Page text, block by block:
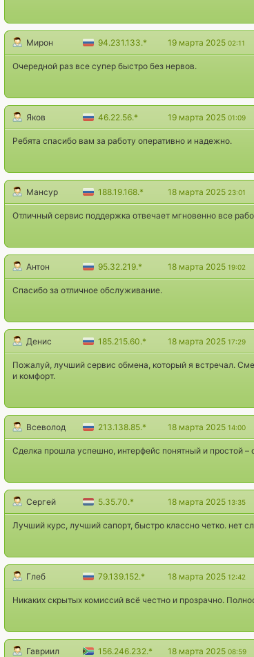
Мирон 94.231.133.* 19 марта 2025 02:11
Очередной раз все супер быстро без нервов.
Яков 46.22.56.* 19 марта 2025 01:09
Ребята спасибо вам за работу оперативно и надежно.
Мансур 188.19.168.* 18 марта 2025 23:01
Отличный сервис поддержка отвечает мгновенно все
Антон 95.32.219.* 18 марта 2025 19:02
Спасибо за отличное обслуживание.
Денис 185.215.60.* 18 марта 2025 17:29
Пожалуй, лучший сервис обмена, который я встречал.
и комфорт.
Всеволод 213.138.85.* 18 марта 2025 14:00
Сделка прошла успешно, интерфейс понятный и простой –
Сергей 5.35.70.* 18 марта 2025 13:35
Лучший курс, лучший сапорт, быстро классно четко. нет
Глеб 79.139.152.* 18 марта 2025 12:42
Никаких скрытых комиссий всё честно и прозрачно.
Гавриил 156.246.232.* 18 марта 2025 08:59